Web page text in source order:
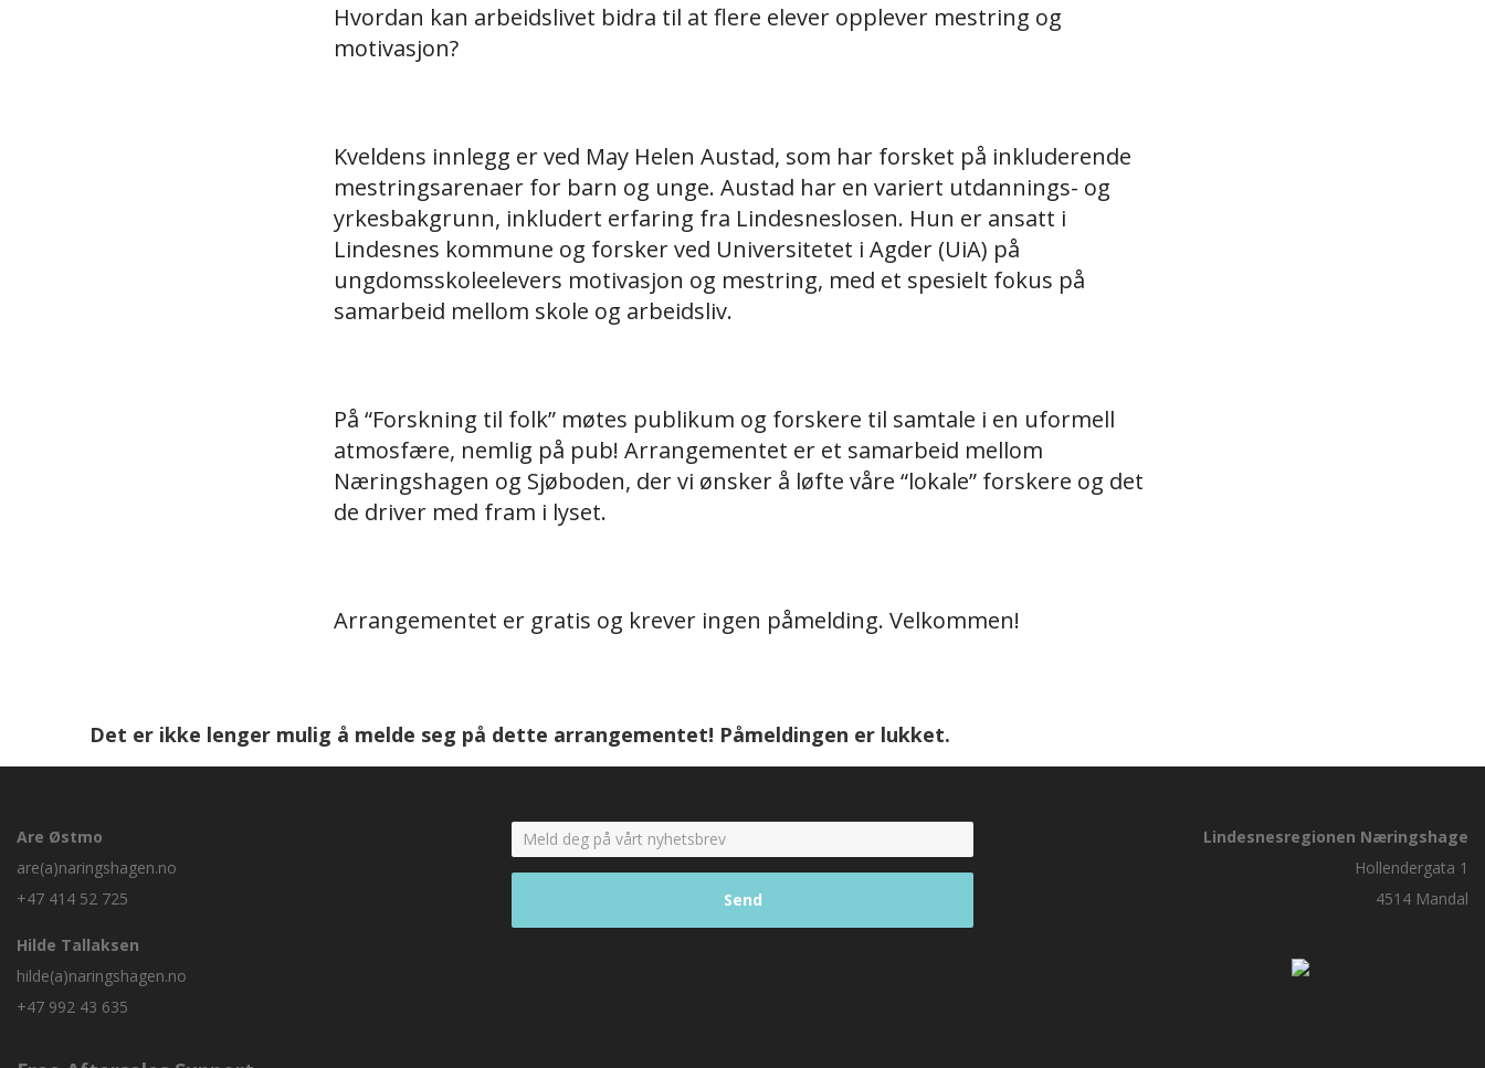
Hvordan kan arbeidslivet bidra til at flere elever opplever mestring og
motivasjon?
Kveldens innlegg er ved May Helen Austad, som har forsket på inkluderende
mestringsarenaer for barn og unge. Austad har en variert utdannings- og
yrkesbakgrunn, inkludert erfaring fra Lindesneslosen. Hun er ansatt i
Lindesnes kommune og forsker ved Universitetet i Agder (UiA) på
ungdomsskoleelevers motivasjon og mestring, med et spesielt fokus på
samarbeid mellom skole og arbeidsliv.
På “Forskning til folk” møtes publikum og forskere til samtale i en uformell
atmosfære, nemlig på pub! Arrangementet er et samarbeid mellom
Næringshagen og Sjøboden, der vi ønsker å løfte våre “lokale” forskere og det
de driver med fram i lyset.
Arrangementet er gratis og krever ingen påmelding. Velkommen!
Det er ikke lenger mulig å melde seg på dette arrangementet! Påmeldingen er lukket.
Are Østmo
are(a)naringshagen.no
+47 414 52 725
Hilde Tallaksen
hilde(a)naringshagen.no
+47 992 43 635
Lindesnesregionen Næringshage
Hollendergata 1
4514 Mandal